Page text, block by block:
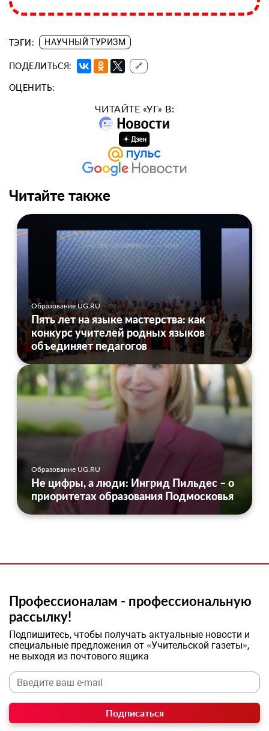
ТЭГИ: НАУЧНЫЙ ТУРИЗМ
ПОДЕЛИТЬСЯ: 🔗
ОЦЕНИТЬ:
ЧИТАЙТЕ «УГ» В:
Читайте также
Образование UG.RU
Пять лет на языке мастерства: как
конкурс учителей родных языков
объединяет педагогов
Образование UG.RU
Не цифры, а люди: Ингрид Пильдес – о
приоритетах образования Подмосковья
Профессионалам - профессиональную
рассылку!
Подпишитесь, чтобы получать актуальные новости и
специальные предложения от «Учительской газеты»,
не выходя из почтового ящика
Подписаться